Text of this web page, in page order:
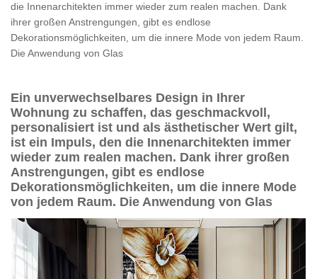
die Innenarchitekten immer wieder zum realen machen. Dank
ihrer großen Anstrengungen, gibt es endlose
Dekorationsmöglichkeiten, um die innere Mode von jedem Raum.
Die Anwendung von Glas
Ein unverwechselbares Design in Ihrer
Wohnung zu schaffen, das geschmackvoll,
personalisiert ist und als ästhetischer Wert gilt,
ist ein Impuls, den die Innenarchitekten immer
wieder zum realen machen. Dank ihrer großen
Anstrengungen, gibt es endlose
Dekorationsmöglichkeiten, um die innere Mode
von jedem Raum. Die Anwendung von Glas